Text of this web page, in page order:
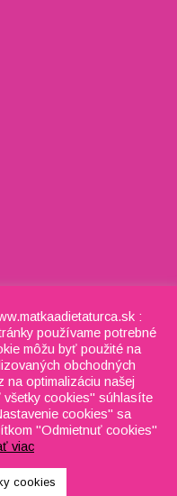
0000 0028 0115 4076
:
používame potrebné
môžu byť použité na
obchodných
na optimalizáciu našej
všetky cookies" súhlasíte
cookies" sa
"Odmietnuť cookies"
viac
cookies